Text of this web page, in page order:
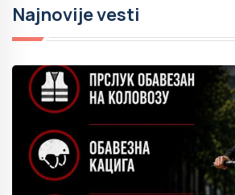
Najnovije vesti